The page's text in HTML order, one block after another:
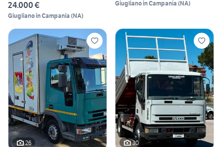
24.000 €
Giugliano in Campania (NA)
Giugliano in Campania (NA)
26 30